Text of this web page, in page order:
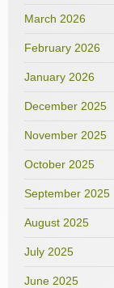
March 2026
February 2026
January 2026
December 2025
November 2025
October 2025
September 2025
August 2025
July 2025
June 2025